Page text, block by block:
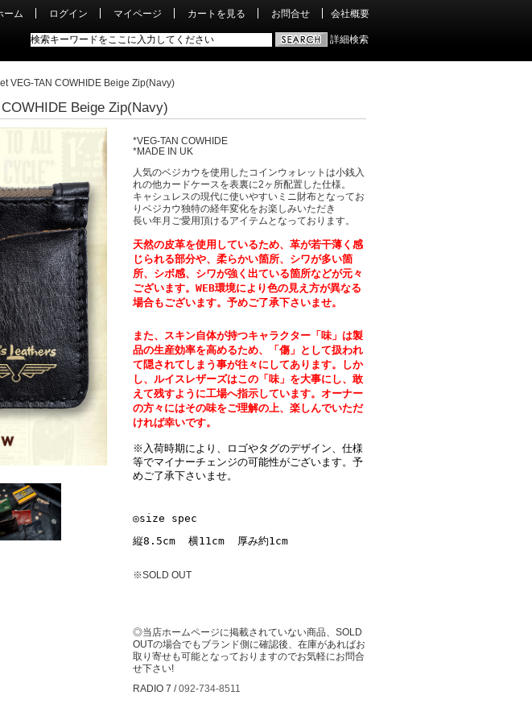
ーム ログイン マイページ カートを見る お問合せ 会社概要
詳細検索
VEG-TAN COWHIDE Beige Zip(Navy)
Beige Zip(Navy)
*VEG-TAN COWHIDE
*MADE IN UK
人気のベジカウを使用したコインウォレットは小銭入
れの他カードケースを表裏に2ヶ所配置した仕様。
キャシュレスの現代に使いやすいミニ財布となってお
りベジカウ独特の経年変化をお楽しみいただき
長い年月ご愛用頂けるアイテムとなっております。
天然の皮革を使用しているため、革が若干薄く感
じられる部分や、柔らかい箇所、シワが多い箇
所、シボ感、シワが強く出ている箇所などが元々
ございます。WEB環境により色の見え方が異なる
場合もございます。予めご了承下さいませ。
また、スキン自体が持つキャラクター「味」は製
品の生産効率を高めるため、「傷」として扱われ
て隠されてしまう事が往々にしてあります。しか
し、ルイスレザーズはこの「味」を大事にし、敢
えて残すように工場へ指示しています。オーナー
の方々にはその味をご理解の上、楽しんでいただ
ければ幸いです。
※入荷時期により、ロゴやタグのデザイン、仕様
等でマイナーチェンジの可能性がございます。予
めご了承下さいませ。
◎size spec
縦8.5cm 横11cm 厚み約1cm
※SOLD OUT
◎当店ホームページに掲載されていない商品、SOLD
OUTの場合でもブランド側に確認後、在庫があればお
取り寄せも可能となっておりますのでお気軽にお問合
せ下さい!
RADIO 7 /092-734-8511